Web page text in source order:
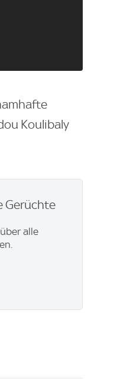
Koulibaly
Gerüchte
alle